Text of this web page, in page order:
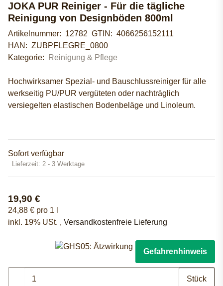
JOKA PUR Reiniger - Für die tägliche
Reinigung von Designböden 800ml
Artikelnummer: 12782 GTIN: 4066256152111
HAN: ZUBPFLEGRE_0800
Kategorie:
Reinigung & Pflege
Hochwirksamer Spezial- und Bauschlussreiniger für alle
werkseitig PU/PUR vergüteten oder nachträglich
versiegelten elastischen Bodenbeläge und Linoleum.
Sofort verfügbar
Lieferzeit: 2 - 3 Werktage
19,90 €
24,88 € pro 1 l
inkl. 19% USt. , Versandkostenfreie Lieferung
Gefahrenhinweis
Stück